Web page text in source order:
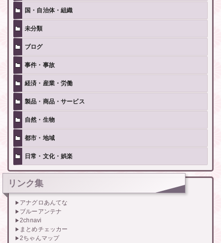
国・自治体・組織
未分類
ブログ
事件・事故
経済・産業・労働
製品・商品・サービス
自然・生物
都市・地域
日常・文化・娯楽
リンク集
アナグロあんてな
ブルーアンテナ
2chnavi
まとめチェッカー
2ちゃんマップ